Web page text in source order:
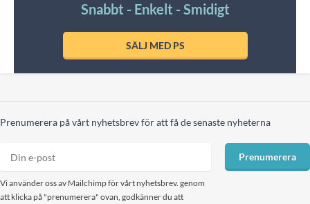
Snabbt - Enkelt - Smidigt
SÄLJ MED PS
Prenumerera på vårt nyhetsbrev för att få de senaste nyheterna
Vi använder oss av Mailchimp för vårt nyhetsbrev. genom
att klicka på "prenumerera" ovan, godkänner du att
Prenumerera